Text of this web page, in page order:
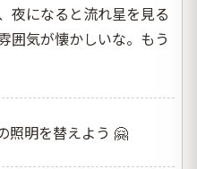
夜になると流れ星を見る
囲気が懐かしいな。もう
照明を替えよう 🤗